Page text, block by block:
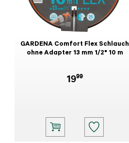
GARDENA Comfort Flex Schlauch
ohne Adapter 13 mm 1/2" 10 m
1999